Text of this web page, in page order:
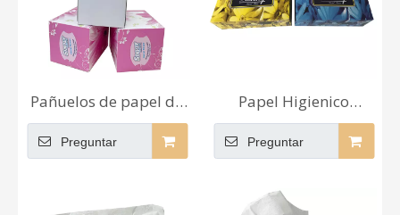
Pañuelos de papel de
seda de marca con
descuento, venta
favorita, 200 hojas de
Preguntar
Papel Higienico
Proveedor de pañuelos
faciales de 3 capas
virgen Papel OEM
Preguntar